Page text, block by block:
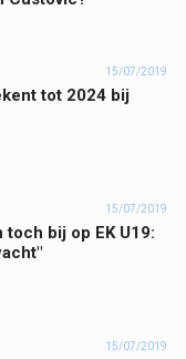
15/07/2019
tot 2024 bij
15/07/2019
bij op EK U19:
15/07/2019